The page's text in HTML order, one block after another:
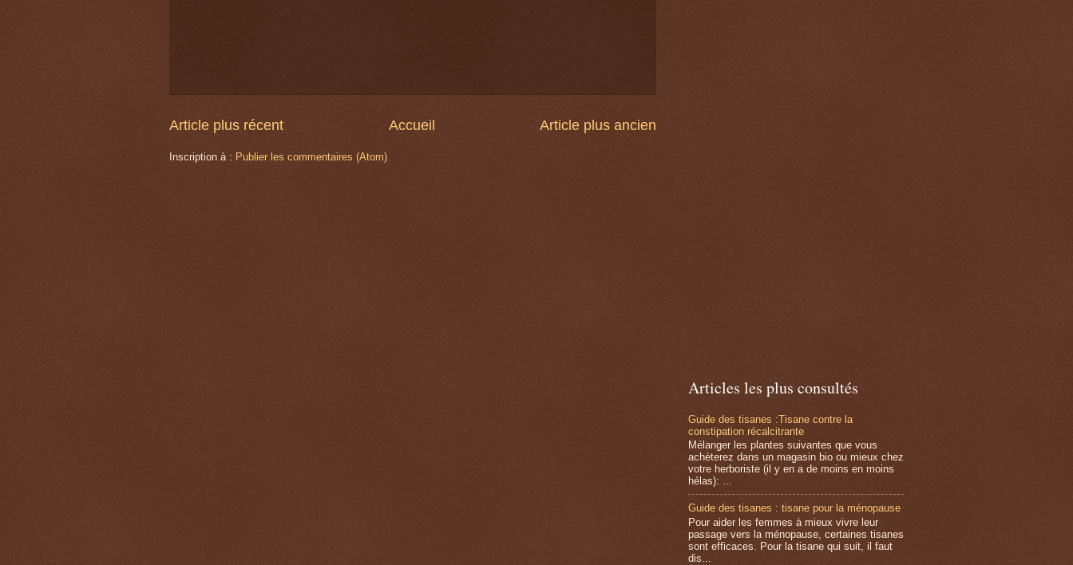
Article plus récent Article plus ancien
Accueil
Inscription à : Publier les commentaires (Atom)
Articles les plus consultés
Guide des tisanes :Tisane contre la
constipation récalcitrante
Mélanger les plantes suivantes que vous
achèterez dans un magasin bio ou mieux chez
votre herboriste (il y en a de moins en moins
hélas): ...
Guide des tisanes : tisane pour la ménopause
Pour aider les femmes à mieux vivre leur
passage vers la ménopause, certaines tisanes
sont efficaces. Pour la tisane qui suit, il faut
dis...